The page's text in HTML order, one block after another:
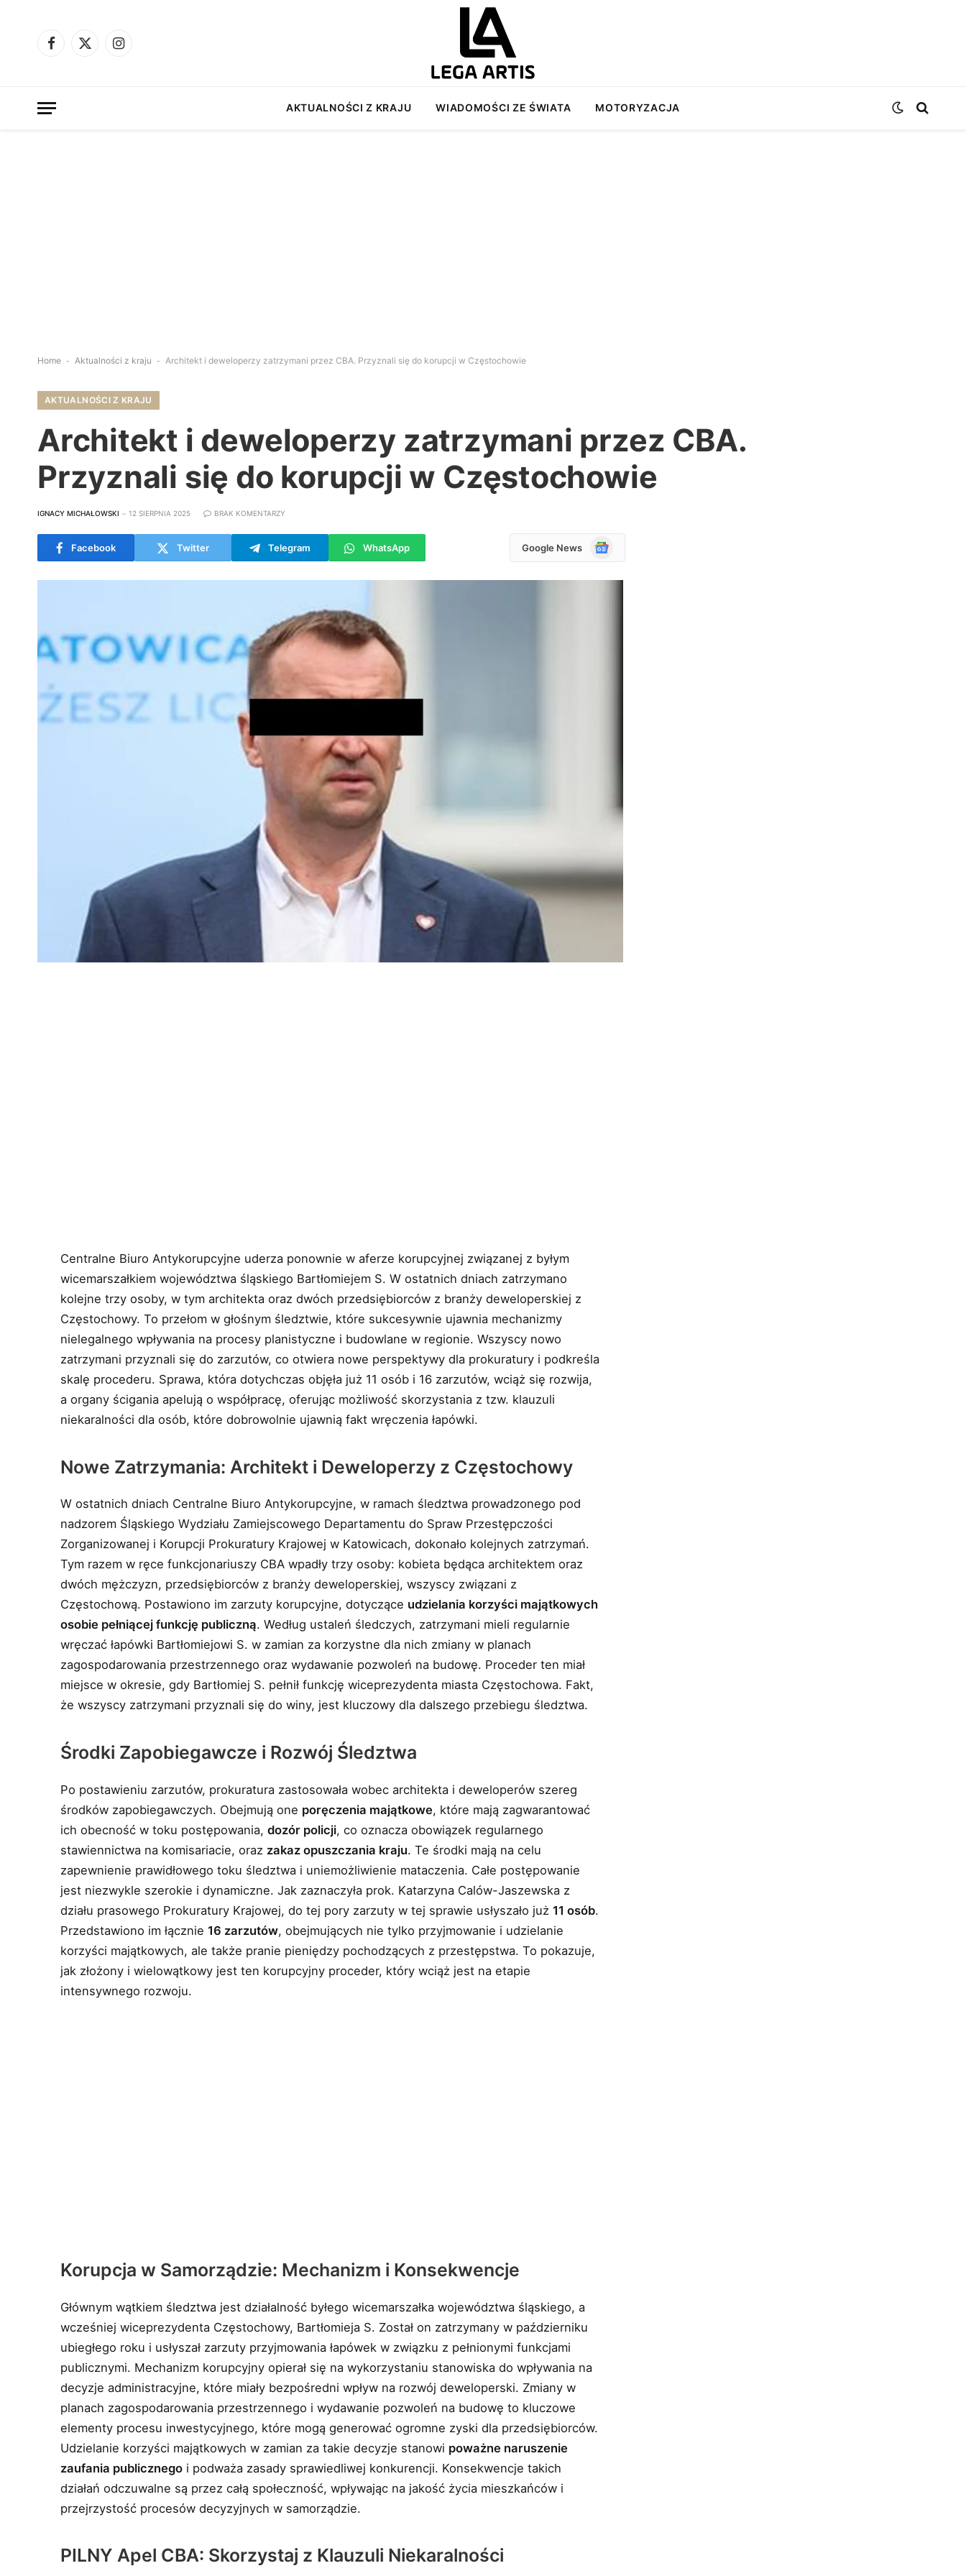
Facebook
X
Instagram
AKTUALNOŚCI Z KRAJU WIADOMOŚCI ZE ŚWIATA MOTORYZACJA
Home - Aktualności z kraju - Architekt i deweloperzy zatrzymani przez CBA. Przyznali się do korupcji w Częstochowie
AKTUALNOŚCI Z KRAJU
Architekt i deweloperzy zatrzymani przez CBA.
Przyznali się do korupcji w Częstochowie
IGNACY MICHAŁOWSKI 12 SIERPNIA 2025 BRAK KOMENTARZY
Facebook Twitter Telegram WhatsApp Google News
Google
Centralne Biuro Antykorupcyjne uderza ponownie w aferze korupcyjnej związanej z byłym
wicemarszałkiem województwa śląskiego Bartłomiejem S. W ostatnich dniach zatrzymano
kolejne trzy osoby, w tym architekta oraz dwóch przedsiębiorców z branży deweloperskiej z
Częstochowy. To przełom w głośnym śledztwie, które sukcesywnie ujawnia mechanizmy
nielegalnego wpływania na procesy planistyczne i budowlane w regionie. Wszyscy nowo
zatrzymani przyznali się do zarzutów, co otwiera nowe perspektywy dla prokuratury i podkreśla
skalę procederu. Sprawa, która dotychczas objęła już 11 osób i 16 zarzutów, wciąż się rozwija,
a organy ścigania apelują o współpracę, oferując możliwość skorzystania z tzw. klauzuli
niekaralności dla osób, które dobrowolnie ujawnią fakt wręczenia łapówki.
Nowe Zatrzymania: Architekt i Deweloperzy z Częstochowy
W ostatnich dniach Centralne Biuro Antykorupcyjne, w ramach śledztwa prowadzonego pod
nadzorem Śląskiego Wydziału Zamiejscowego Departamentu do Spraw Przestępczości
Zorganizowanej i Korupcji Prokuratury Krajowej w Katowicach, dokonało kolejnych zatrzymań.
Tym razem w ręce funkcjonariuszy CBA wpadły trzy osoby: kobieta będąca architektem oraz
dwóch mężczyzn, przedsiębiorców z branży deweloperskiej, wszyscy związani z
Częstochową. Postawiono im zarzuty korupcyjne, dotyczące udzielania korzyści majątkowych
osobie pełniącej funkcję publiczną. Według ustaleń śledczych, zatrzymani mieli regularnie
wręczać łapówki Bartłomiejowi S. w zamian za korzystne dla nich zmiany w planach
zagospodarowania przestrzennego oraz wydawanie pozwoleń na budowę. Proceder ten miał
miejsce w okresie, gdy Bartłomiej S. pełnił funkcję wiceprezydenta miasta Częstochowa. Fakt,
że wszyscy zatrzymani przyznali się do winy, jest kluczowy dla dalszego przebiegu śledztwa.
Środki Zapobiegawcze i Rozwój Śledztwa
Po postawieniu zarzutów, prokuratura zastosowała wobec architekta i deweloperów szereg
środków zapobiegawczych. Obejmują one poręczenia majątkowe, które mają zagwarantować
ich obecność w toku postępowania,dozór policji, co oznacza obowiązek regularnego
stawiennictwa na komisariacie, oraz zakaz opuszczania kraju. Te środki mają na celu
zapewnienie prawidłowego toku śledztwa i uniemożliwienie mataczenia. Całe postępowanie
jest niezwykle szerokie i dynamiczne. Jak zaznaczyła prok. Katarzyna Calów-Jaszewska z
działu prasowego Prokuratury Krajowej, do tej pory zarzuty w tej sprawie usłyszało już11 osób.
Przedstawiono im łącznie16 zarzutów, obejmujących nie tylko przyjmowanie i udzielanie
korzyści majątkowych, ale także pranie pieniędzy pochodzących z przestępstwa. To pokazuje,
jak złożony i wielowątkowy jest ten korupcyjny proceder, który wciąż jest na etapie
intensywnego rozwoju.
Korupcja w Samorządzie: Mechanizm i Konsekwencje
Głównym wątkiem śledztwa jest działalność byłego wicemarszałka województwa śląskiego, a
wcześniej wiceprezydenta Częstochowy, Bartłomieja S. Został on zatrzymany w październiku
ubiegłego roku i usłyszał zarzuty przyjmowania łapówek w związku z pełnionymi funkcjami
publicznymi. Mechanizm korupcyjny opierał się na wykorzystaniu stanowiska do wpływania na
decyzje administracyjne, które miały bezpośredni wpływ na rozwój deweloperski. Zmiany w
planach zagospodarowania przestrzennego i wydawanie pozwoleń na budowę to kluczowe
elementy procesu inwestycyjnego, które mogą generować ogromne zyski dla przedsiębiorców.
Udzielanie korzyści majątkowych w zamian za takie decyzje stanowi poważne naruszenie
zaufania publicznego i podważa zasady sprawiedliwej konkurencji. Konsekwencje takich
działań odczuwalne są przez całą społeczność, wpływając na jakość życia mieszkańców i
przejrzystość procesów decyzyjnych w samorządzie.
PILNY Apel CBA: Skorzystaj z Klauzuli Niekaralności